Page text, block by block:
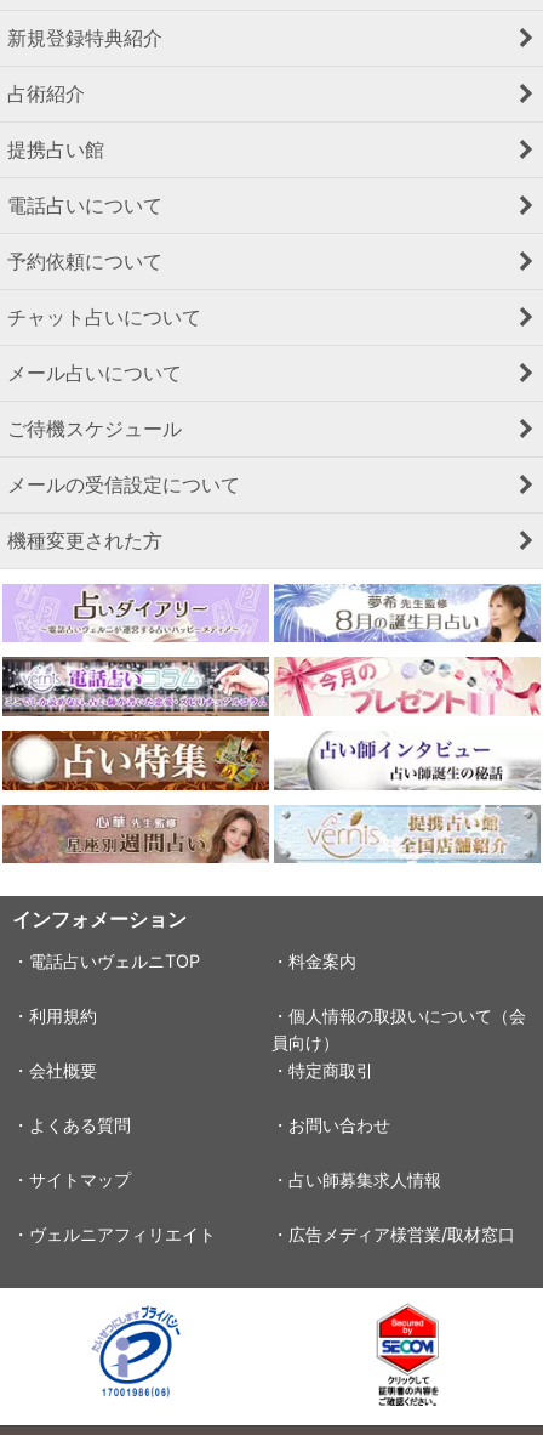
新規登録特典紹介
占術紹介
提携占い館
電話占いについて
予約依頼について
チャット占いについて
メール占いについて
ご待機スケジュール
メールの受信設定について
機種変更された方
インフォメーション
・電話占いヴェルニTOP ・料金案内
・利用規約
・個人情報の取扱いについて（会
員向け）
・会社概要
・特定商取引
・よくある質問 ・お問い合わせ
・サイトマップ ・占い師募集求人情報
・ヴェルニアフィリエイト ・広告メディア様営業/取材窓口